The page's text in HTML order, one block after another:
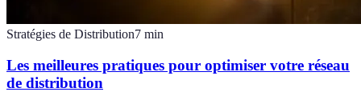
Stratégies de Distribution7 min
Les meilleures pratiques pour optimiser votre réseau
de distribution